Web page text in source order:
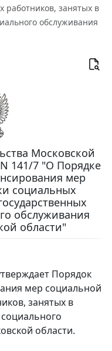
работников, занятых в
обслуживания
Московской
141/7 "О Порядке
мер
социальных
обслуживания
области"
Порядок
мер социальной
занятых в
области.